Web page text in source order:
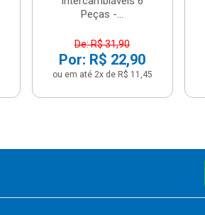
Peças -...
De: R$ 31,90
Por: R$ 22,90
ou em até 2x de R$ 11,45